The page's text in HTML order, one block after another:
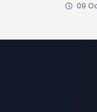
09